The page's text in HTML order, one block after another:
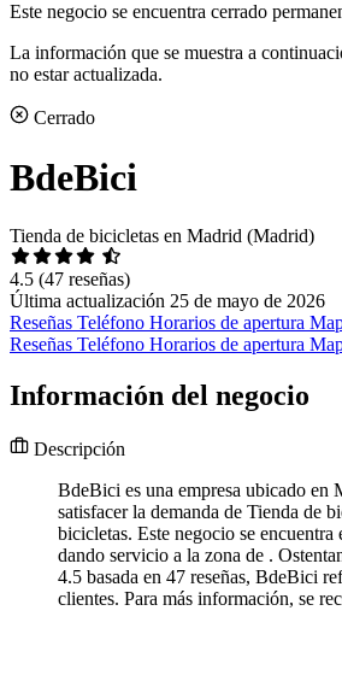
Este negocio se encuentra cerrado
La información que se muestra a
no estar actualizada.
Cerrado
BdeBici
Tienda de bicicletas en Madrid (Madrid)
4.5 (47 reseñas)
Última actualización 25 de mayo de 2026
Reseñas Teléfono Horarios de apertura
Reseñas Teléfono Horarios de apertura
Información del negocio
Descripción
BdeBici es una empresa ubicado en
satisfacer la demanda de Tienda de
bicicletas. Este negocio se
dando servicio a la zona de .
4.5 basada en 47 reseñas, BdeBici
clientes. Para más información, se